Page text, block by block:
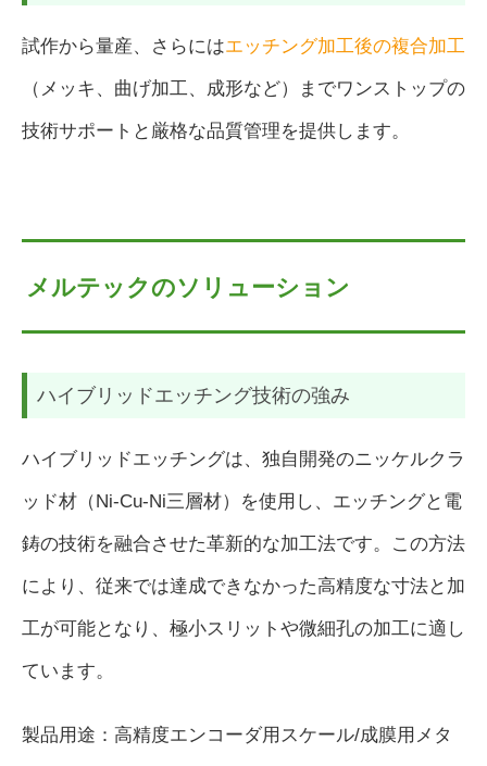
試作から量産、さらにはエッチング加工後の複合加工
（メッキ、曲げ加工、成形など）までワンストップの
技術サポートと厳格な品質管理を提供します。
メルテックのソリューション
ハイブリッドエッチング技術の強み
ハイブリッドエッチングは、独自開発のニッケルクラ
ッド材（Ni-Cu-Ni三層材）を使用し、エッチングと電
鋳の技術を融合させた革新的な加工法です。この方法
により、従来では達成できなかった高精度な寸法と加
工が可能となり、極小スリットや微細孔の加工に適し
ています。
製品用途：高精度エンコーダ用スケール/成膜用メタ